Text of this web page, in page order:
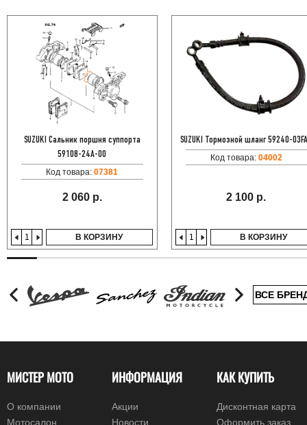
SUZUKI Сальник поршня суппорта
59108-24A-00
Код товара:07381
2 060 р.
В КОРЗИНУ
SUZUKI Тормозной шланг 59240-
Код товара: 04002
2 100 р.
В КОРЗИНУ
ВСЕ
МИСТЕР МОТО
О компании
Мотосалон
ИНФОРМАЦИЯ
Акции
Новости
КАК КУПИТЬ
Дисконтная карта
Оформить заказ